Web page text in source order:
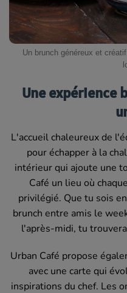
Un brunch généreux et
Une expérience
L'accueil chaleureux de
pour échapper à la
intérieur qui ajoute une
Café un lieu où
privilégié. Que tu sois
brunch entre amis le
l'après-midi, tu
Urban Café propose
avec une carte qui
inspirations du chef. Les